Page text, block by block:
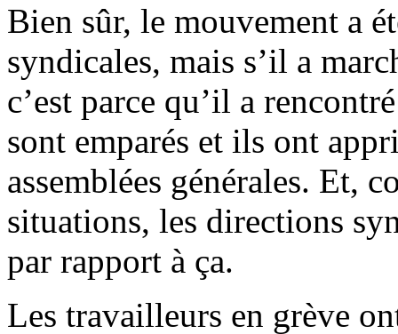
Bien sûr, le mouvement a
syndicales, mais s’il a
c’est parce qu’il a
sont emparés et ils ont
assemblées générales. Et,
situations, les directions
par rapport à ça.
Les travailleurs en grève